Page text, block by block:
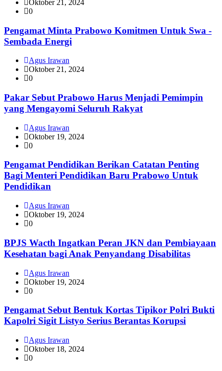
Oktober 21, 2024
0
Pengamat Minta Prabowo Komitmen Untuk Swa -
Sembada Energi
Agus Irawan
Oktober 21, 2024
0
Pakar Sebut Prabowo Harus Menjadi Pemimpin
yang Mengayomi Seluruh Rakyat
Agus Irawan
Oktober 19, 2024
0
Pengamat Pendidikan Berikan Catatan Penting
Bagi Menteri Pendidikan Baru Prabowo Untuk
Pendidikan
Agus Irawan
Oktober 19, 2024
0
BPJS Wacth Ingatkan Peran JKN dan Pembiayaan
Kesehatan bagi Anak Penyandang Disabilitas
Agus Irawan
Oktober 19, 2024
0
Pengamat Sebut Bentuk Kortas Tipikor Polri Bukti
Kapolri Sigit Listyo Serius Berantas Korupsi
Agus Irawan
Oktober 18, 2024
0